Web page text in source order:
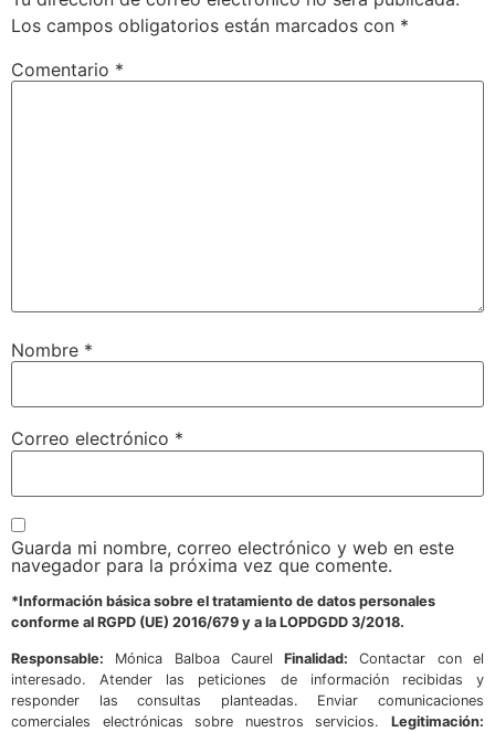
Los campos obligatorios están marcados con *
Comentario *
Nombre *
Correo electrónico *
Guarda mi nombre, correo electrónico y web en este
navegador para la próxima vez que comente.
*Información básica sobre el tratamiento de datos personales
conforme al RGPD (UE) 2016/679 y a la LOPDGDD 3/2018.
Responsable: Mónica Balboa CaurelFinalidad: Contactar con el
interesado. Atender las peticiones de información recibidas y
responder las consultas planteadas. Enviar comunicaciones
comerciales electrónicas sobre nuestros servicios. Legitimación: